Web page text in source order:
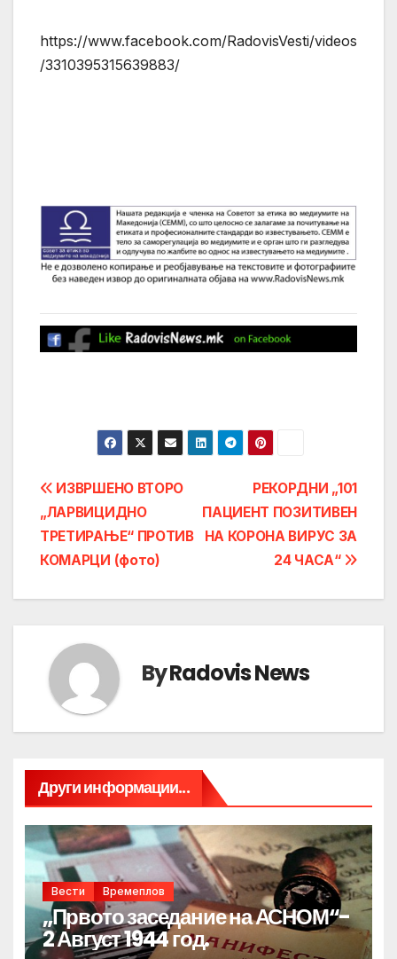
https://www.facebook.com/RadovisVesti/videos
/3310395315639883/
Post
navigation
РЕКОРДНИ „101
ПАЦИЕНТ ПОЗИТИВЕН
НА КОРОНА ВИРУС ЗА
24 ЧАСА“
ИЗВРШЕНО ВТОРО
„ЛАРВИЦИДНО
ТРЕТИРАЊЕ“ ПРОТИВ
КОМАРЦИ (фото)
ByRadovis News
Други информации...
Вести Времеплов
„Првото заседание на АСНОМ“-
2 Август 1944 год.